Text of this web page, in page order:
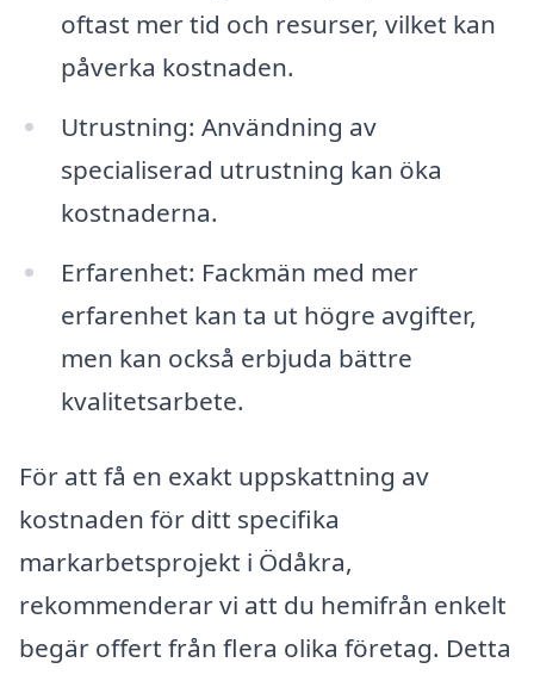
oftast mer tid och resurser, vilket kan
påverka kostnaden.
Utrustning: Användning av
specialiserad utrustning kan öka
kostnaderna.
Erfarenhet: Fackmän med mer
erfarenhet kan ta ut högre avgifter,
men kan också erbjuda bättre
kvalitetsarbete.
För att få en exakt uppskattning av
kostnaden för ditt specifika
markarbetsprojekt i Ödåkra,
rekommenderar vi att du hemifrån enkelt
begär offert från flera olika företag. Detta